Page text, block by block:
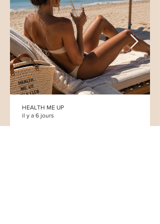
HEALTH ME UP
il y a 6 jours